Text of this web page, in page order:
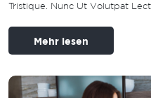
Tristique. Nunc Ut Volutpat
Mehr lesen